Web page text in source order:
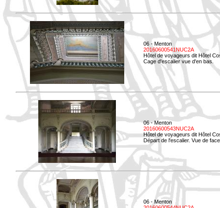
06 - Menton
20160600541NUC2A
Hôtel de voyageurs dit Hôtel
Cage d'escalier vue d'en bas.
06 - Menton
20160600543NUC2A
Hôtel de voyageurs dit Hôtel
Départ de l'escalier. Vue de
06 - Menton